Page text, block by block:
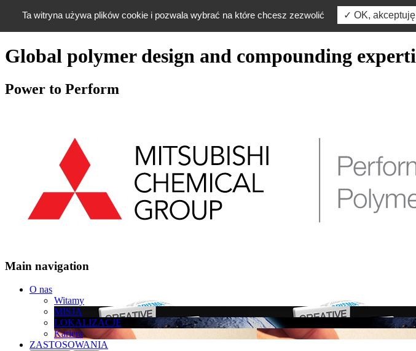
Skip to navigation
Global polymer design and compounding
Power to Perform
Main navigation
O nas
Witamy
MISJA
LOKALIZACJE
Kariera
ZASTOSOWANIA
Ta witryna używa plików cookie i pozwala wybrać na które chcesz zezwolić OK,